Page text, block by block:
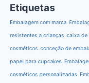
Etiquetas
Embalagem com marca
resistentes a crianças caixa de
cosméticos conceção de
papel para cupcakes
cosméticos personalizadas